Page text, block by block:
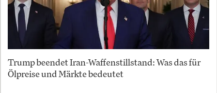
Trump beendet Iran-Waffenstillstand: Was das für
Ölpreise und Märkte bedeutet